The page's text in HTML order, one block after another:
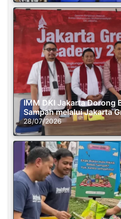
IMM DKI Jakarta Dorong
Sampah melalui Jakarta
28/07/2026